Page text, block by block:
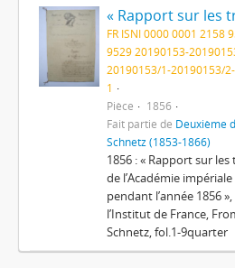
FR ISNI 0000 0001 2158
9529 20190153-
20190153/1-20190153/
1
Pièce
1856
Fait partie de Deuxième
Schnetz (1853-1866)
1856 : « Rapport sur
de l’Académie
pendant l’année 1856
l’Institut de France,
Schnetz, fol.1-9quarter